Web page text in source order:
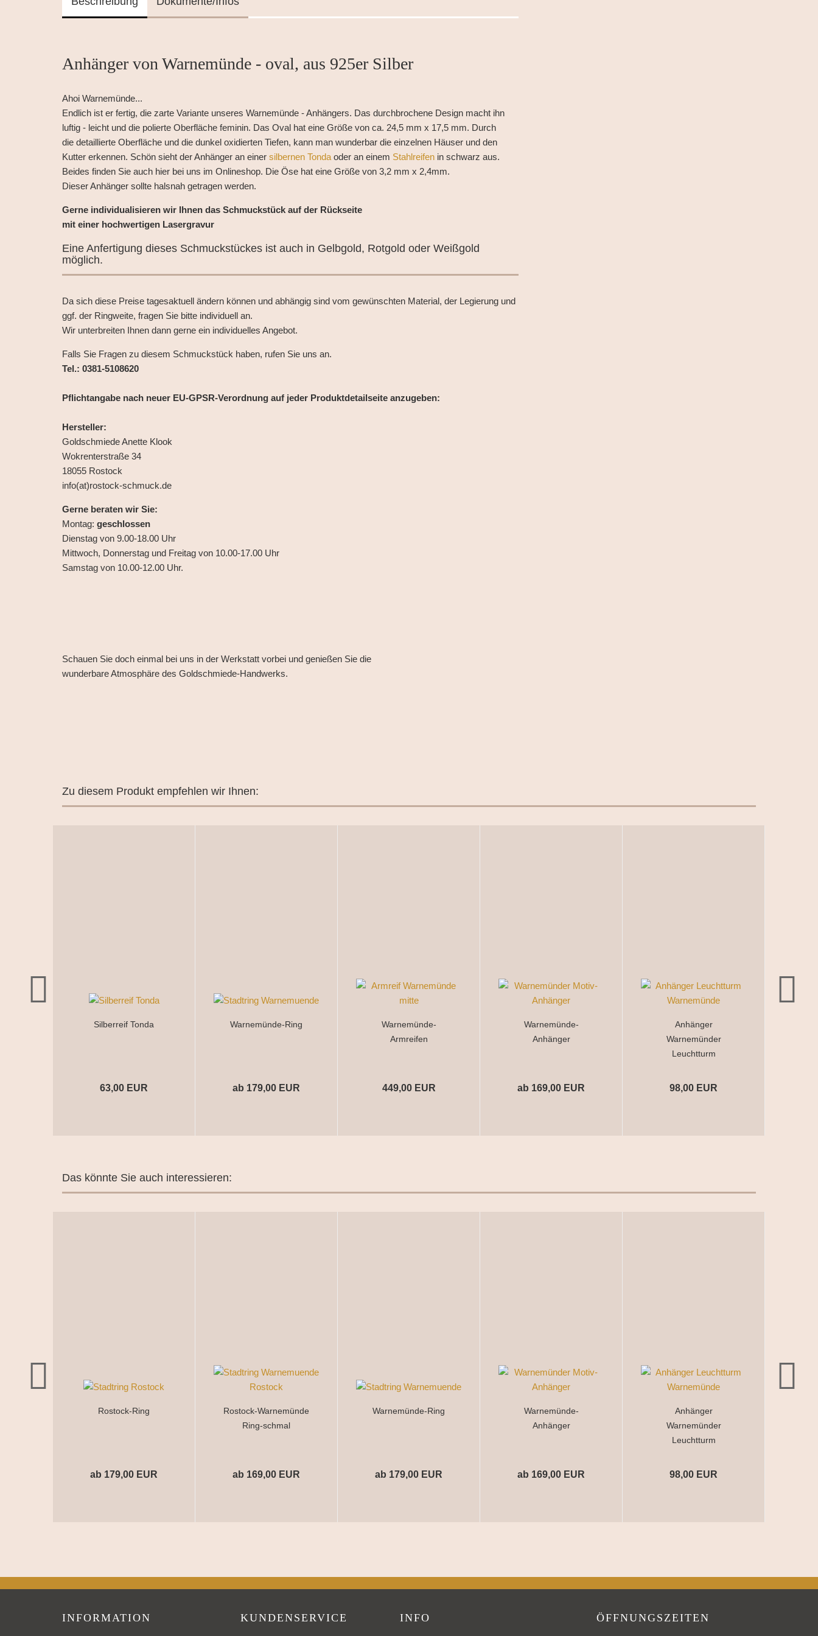
Anhänger von Warnemünde - oval, aus 925er Silber
Ahoi Warnemünde...
Endlich ist er fertig, die zarte Variante unseres Warnemünde - Anhängers. Das durchbrochene Design macht ihn
luftig - leicht und die polierte Oberfläche feminin. Das Oval hat eine Größe von ca. 24,5 mm x 17,5 mm. Durch
die detaillierte Oberfläche und die dunkel oxidierten Tiefen, kann man wunderbar die einzelnen Häuser und den
Kutter erkennen. Schön sieht der Anhänger an einer silbernen Tonda oder an einem Stahlreifen in schwarz aus.
Beides finden Sie auch hier bei uns im Onlineshop. Die Öse hat eine Größe von 3,2 mm x 2,4mm.
Dieser Anhänger sollte halsnah getragen werden.
Gerne individualisieren wir Ihnen das Schmuckstück auf der Rückseite
mit einer hochwertigen Lasergravur
Eine Anfertigung dieses Schmuckstückes ist auch in Gelbgold, Rotgold oder Weißgold
möglich.
Da sich diese Preise tagesaktuell ändern können und abhängig sind vom gewünschten Material, der Legierung und
ggf. der Ringweite, fragen Sie bitte individuell an.
Wir unterbreiten Ihnen dann gerne ein individuelles Angebot.
Falls Sie Fragen zu diesem Schmuckstück haben, rufen Sie uns an.
Tel.: 0381-5108620
Pflichtangabe nach neuer EU-GPSR-Verordnung auf jeder Produktdetailseite anzugeben:
Hersteller:
Goldschmiede Anette Klook
Wokrenterstraße 34
18055 Rostock
info(at)rostock-schmuck.de
Gerne beraten wir Sie:
Montag: geschlossen
Dienstag von 9.00-18.00 Uhr
Mittwoch, Donnerstag und Freitag von 10.00-17.00 Uhr
Samstag von 10.00-12.00 Uhr.
Schauen Sie doch einmal bei uns in der Werkstatt vorbei und genießen Sie die
wunderbare Atmosphäre des Goldschmiede-Handwerks.
Zu diesem Produkt empfehlen wir Ihnen:
Silberreif Tonda
63,00 EUR
Warnemünde-Ring
ab 179,00 EUR
Warnemünde-
Armreifen
449,00 EUR
Warnemünde-
Anhänger
ab 169,00 EUR
Anhänger
Warnemünder
Leuchtturm
98,00 EUR
Das könnte Sie auch interessieren:
Rostock-Ring
ab 179,00 EUR
Rostock-Warnemünde
Ring-schmal
ab 169,00 EUR
Warnemünde-Ring
ab 179,00 EUR
Warnemünde-
Anhänger
ab 169,00 EUR
Anhänger
Warnemünder
Leuchtturm
98,00 EUR
INFORMATION KUNDENSERVICE INFO ÖFFNUNGSZEITEN